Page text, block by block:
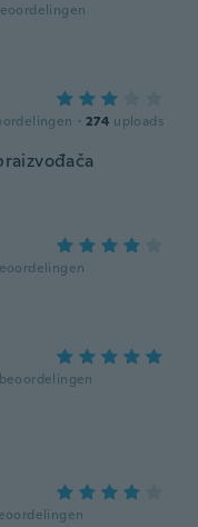
· 274 uploads
beoordelingen